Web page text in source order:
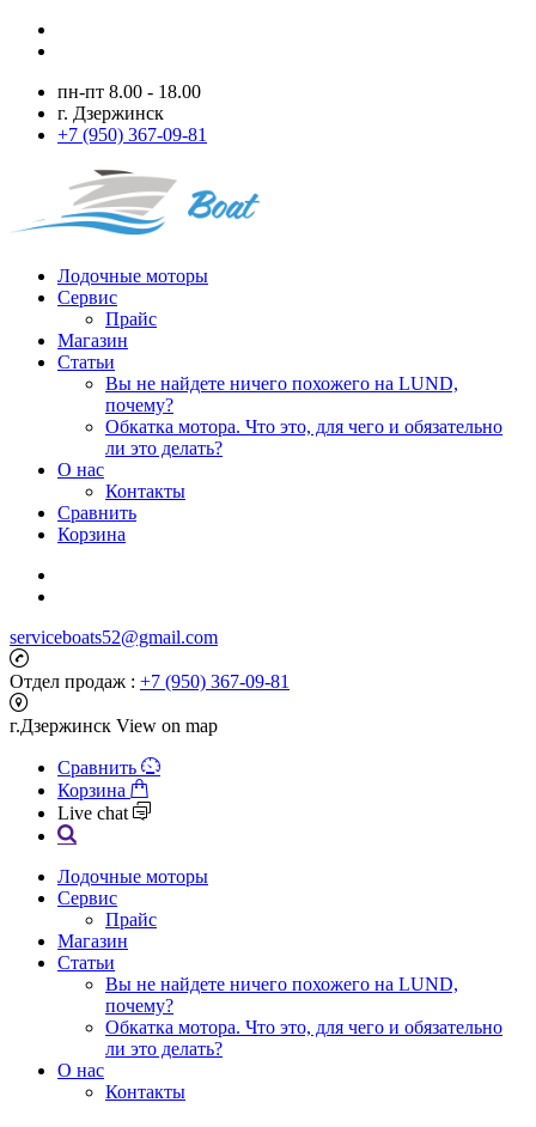
пн-пт 8.00 - 18.00
г. Дзержинск
+7 (950) 367-09-81
Лодочные моторы
Сервис
Прайс
Магазин
Статьи
Вы не найдете ничего похожего на LUND,
почему?
Обкатка мотора. Что это, для чего и обязательно
ли это делать?
О нас
Контакты
Сравнить
Корзина
serviceboats52@gmail.com
Отдел продаж : +7 (950) 367-09-81
г.Дзержинск View on map
Сравнить
Корзина
Live chat
Лодочные моторы
Сервис
Прайс
Магазин
Статьи
Вы не найдете ничего похожего на LUND,
почему?
Обкатка мотора. Что это, для чего и обязательно
ли это делать?
О нас
Контакты